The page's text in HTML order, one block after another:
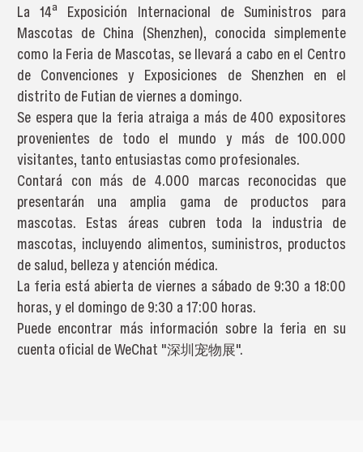
La 14ª Exposición Internacional de Suministros para
Mascotas de China (Shenzhen), conocida simplemente
como la Feria de Mascotas, se llevará a cabo en el Centro
de Convenciones y Exposiciones de Shenzhen en el
distrito de Futian de viernes a domingo.
Se espera que la feria atraiga a más de 400 expositores
provenientes de todo el mundo y más de 100.000
visitantes, tanto entusiastas como profesionales.
Contará con más de 4.000 marcas reconocidas que
presentarán una amplia gama de productos para
mascotas. Estas áreas cubren toda la industria de
mascotas, incluyendo alimentos, suministros, productos
de salud, belleza y atención médica.
La feria está abierta de viernes a sábado de 9:30 a 18:00
horas, y el domingo de 9:30 a 17:00 horas.
Puede encontrar más información sobre la feria en su
cuenta oficial de WeChat "深圳宠物展".